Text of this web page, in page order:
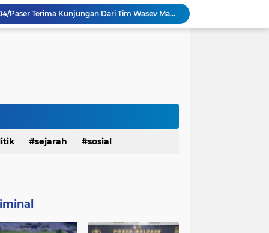
TMMD Ke 129 Kodim 0904/Paser Terima Kunjungan Dari Tim Wasev Mabesad
Personel Satgas TMMD 129 Kodim 0904/Paser Ciptakan Lingkungan Bersih
Fase Finishing Sebelum Diserahkan
sejarah sosial